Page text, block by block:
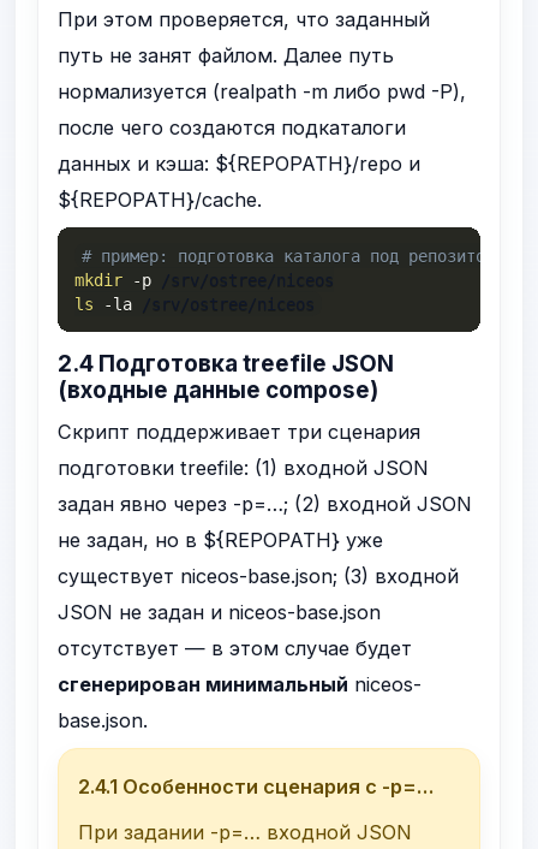
При этом проверяется, что заданный
путь не занят файлом. Далее путь
нормализуется (realpath -m либо pwd -P),
после чего создаются подкаталоги
данных и кэша: ${REPOPATH}/repo и
${REPOPATH}/cache.
# пример: подготовка каталога под репозиторий
mkdir
-p
ls
-la
2.4 Подготовка treefile JSON
(входные данные compose)
Скрипт поддерживает три сценария
подготовки treefile: (1) входной JSON
задан явно через -p=…; (2) входной JSON
не задан, но в ${REPOPATH} уже
существует niceos-base.json; (3) входной
JSON не задан и niceos-base.json
отсутствует — в этом случае будет
сгенерирован минимальный niceos-
base.json.
2.4.1 Особенности сценария с -p=…
При задании -p=… входной JSON